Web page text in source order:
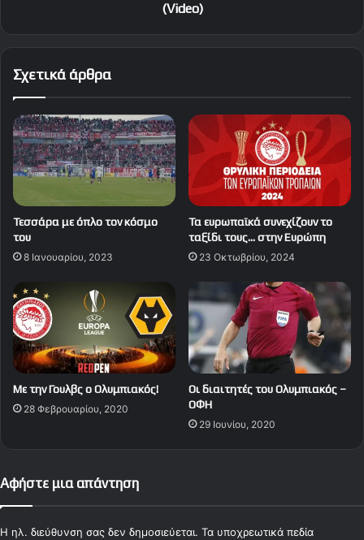
(Video)
Σχετικά άρθρα
Τεσσάρα με όπλο τον κόσμο
του
8 Ιανουαρίου, 2023
Τα ευρωπαϊκά συνεχίζουν το
ταξίδι τους… στην Ευρώπη
23 Οκτωβρίου, 2024
Με την Γουλβς ο Ολυμπιακός!
28 Φεβρουαρίου, 2020
Οι διαιτητές του Ολυμπιακός –
ΟΦΗ
29 Ιουνίου, 2020
Αφήστε μια απάντηση
Η ηλ. διεύθυνση σας δεν δημοσιεύεται. Τα υποχρεωτικά πεδία